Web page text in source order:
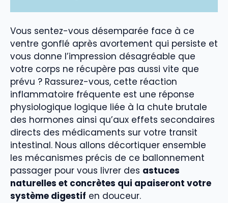
Vous sentez-vous désemparée face à ce
ventre gonflé après avortement qui persiste et
vous donne l’impression désagréable que
votre corps ne récupère pas aussi vite que
prévu ? Rassurez-vous, cette réaction
inflammatoire fréquente est une réponse
physiologique logique liée à la chute brutale
des hormones ainsi qu’aux effets secondaires
directs des médicaments sur votre transit
intestinal. Nous allons décortiquer ensemble
les mécanismes précis de ce ballonnement
passager pour vous livrer des astuces
naturelles et concrètes qui apaiseront votre
système digestif en douceur.